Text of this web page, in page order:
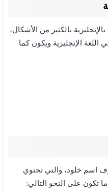
بالكثير من الأشكال،
الإنجليزية ويكون كما
اسم خلود، والتي تحتوي
تكون على النحو التالي: